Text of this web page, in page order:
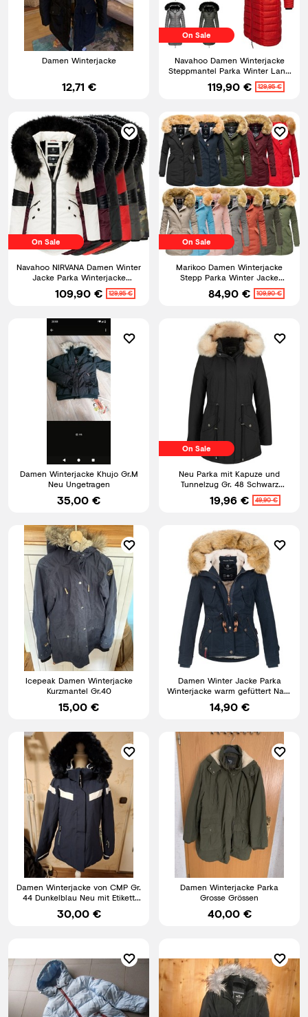
Damen Winterjacke
12,71 €
On Sale
Navahoo Damen Winterjacke
Steppmantel Parka Winter Lang
Stepp Jacke Kapuze Umay
119,90 € 129,95 €
On Sale
Navahoo NIRVANA Damen Winter
Jacke Parka Winterjacke
Kunstfell warm gefüttert
109,90 € 129,95 €
On Sale
Marikoo Damen Winterjacke
Stepp Parka Winter Jacke
Mantel warm gefüttert Karmaa
84,90 € 109,90 €
Damen Winterjacke Khujo Gr.M
Neu Ungetragen
35,00 €
On Sale
Neu Parka mit Kapuze und
Tunnelzug Gr. 48 Schwarz
Damen Winter-Jacke
19,96 € 49,90 €
Icepeak Damen Winterjacke
Kurzmantel Gr.40
15,00 €
Damen Winter Jacke Parka
Winterjacke warm gefüttert Navy
L T456 R7-C
14,90 €
Damen Winterjacke von CMP Gr.
44 Dunkelblau Neu mit Etikett
AA-58 cm Gl-68
30,00 €
Damen Winterjacke Parka
Grosse Grössen
40,00 €